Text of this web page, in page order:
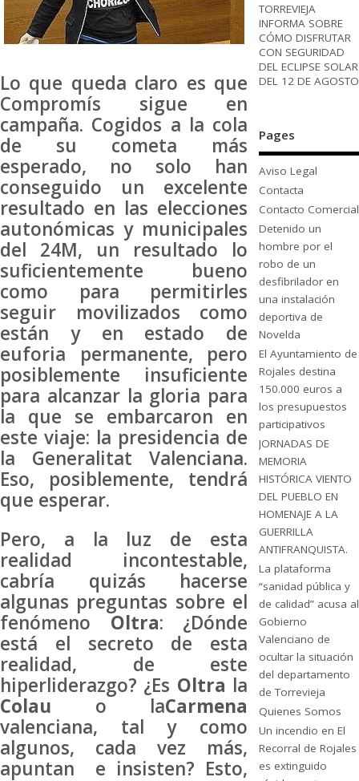
Lo que queda claro es que
Compromís sigue en
campaña. Cogidos a la cola
de su cometa más
esperado, no solo han
conseguido un excelente
resultado en las elecciones
autonómicas y municipales
del 24M, un resultado lo
suficientemente bueno
como para permitirles
seguir movilizados como
están y en estado de
euforia permanente, pero
posiblemente insuficiente
para alcanzar la gloria para
la que se embarcaron en
este viaje: la presidencia de
la Generalitat Valenciana.
Eso, posiblemente, tendrá
que esperar.
Pero, a la luz de esta
realidad incontestable,
cabría quizás hacerse
algunas preguntas sobre el
fenómeno Oltra: ¿Dónde
está el secreto de esta
realidad, de este
hiperliderazgo? ¿Es Oltra la
Colau o laCarmena
valenciana, tal y como
algunos, cada vez más,
apuntan e insisten? Esto,
TORREVIEJA
INFORMA SOBRE
CÓMO DISFRUTAR
CON SEGURIDAD
DEL ECLIPSE SOLAR
DEL 12 DE AGOSTO
Pages
Aviso Legal
Contacta
Contacto Comercial
Detenido un
hombre por el
robo de un
desfibrilador en
una instalación
deportiva de
Novelda
El Ayuntamiento de
Rojales destina
150.000 euros a
los presupuestos
participativos
JORNADAS DE
MEMORIA
HISTÓRICA VIENTO
DEL PUEBLO EN
HOMENAJE A LA
GUERRILLA
ANTIFRANQUISTA.
La plataforma
“sanidad pública y
de calidad” acusa al
Gobierno
Valenciano de
ocultar la situación
del departamento
de Torrevieja
Quienes Somos
Un incendio en El
Recorral de Rojales
es extinguido